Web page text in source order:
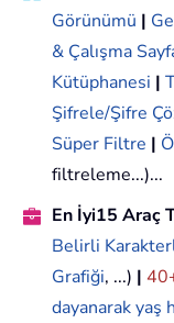
Görünümü |
& Çalışma
Kütüphanesi |
Şifrele/Şifre
Süper Filtre |
filtreleme...)...
En İyi15 Araç
Belirli
Grafiği, ...) |
dayanarak yaş